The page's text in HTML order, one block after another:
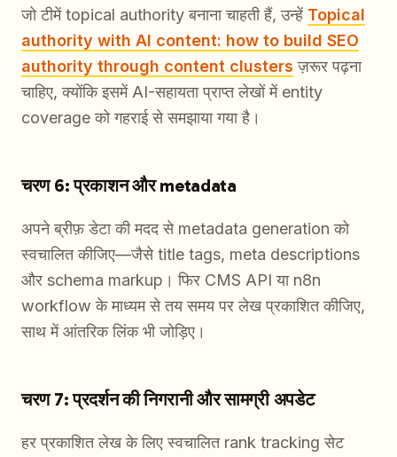
जो टीमें topical authority बनाना चाहती हैं, उन्हें Topical
authority with AI content: how to build SEO
authority through content clusters ज़रूर पढ़ना
चाहिए, क्योंकि इसमें AI-सहायता प्राप्त लेखों में entity
coverage को गहराई से समझाया गया है।
चरण 6: प्रकाशन और metadata
अपने ब्रीफ़ डेटा की मदद से metadata generation को
स्वचालित कीजिए—जैसे title tags, meta descriptions
और schema markup। फिर CMS API या n8n
workflow के माध्यम से तय समय पर लेख प्रकाशित कीजिए,
साथ में आंतरिक लिंक भी जोड़िए।
चरण 7: प्रदर्शन की निगरानी और सामग्री अपडेट
हर प्रकाशित लेख के लिए स्वचालित rank tracking सेट